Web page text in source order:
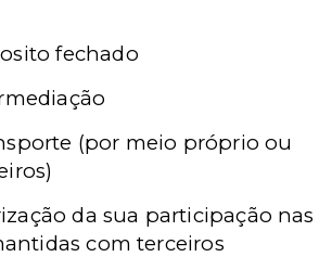
fechado
(por meio próprio ou
da sua participação nas
com terceiros